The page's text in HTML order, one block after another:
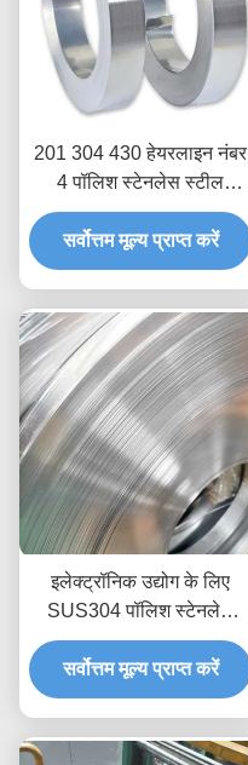
201 304 430 हेयरलाइन नंबर
4 पॉलिश स्टेनलेस स्टील
स्ट्रिप्स 50 मिमी 0.25 मिमी
मोटी
सर्वोत्तम मूल्य प्राप्त करें
इलेक्ट्रॉनिक उद्योग के लिए
SUS304 पॉलिश स्टेनलेस
स्टील स्ट्रिप रोल 2 मिमी 1 मिमी
सर्वोत्तम मूल्य प्राप्त करें